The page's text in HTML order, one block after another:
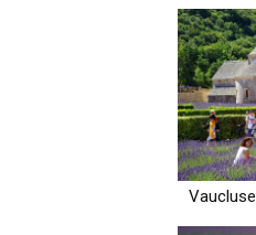
Vaucluse